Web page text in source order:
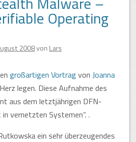
Operating
2008von Lars
großartigen Vortragvon Joanna
legen. Diese Aufnahme des
aus dem letztjährigen DFN-
vernetzten Systemen“. .
ein sehr überzeugendes